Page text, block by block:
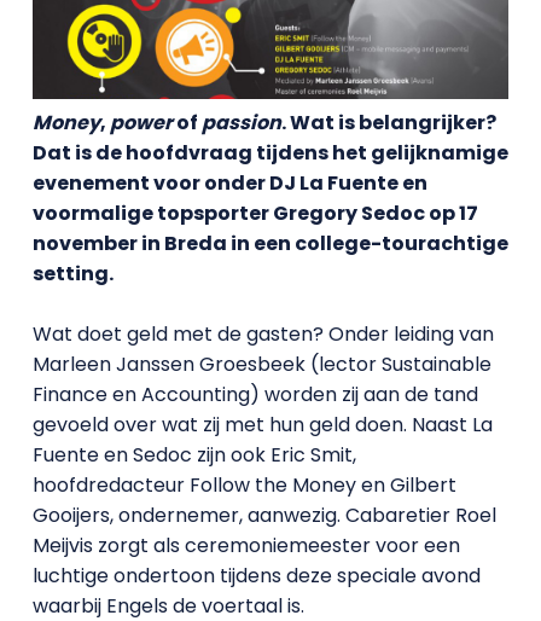
Money,powerofpassion. Wat is belangrijker?
Dat is de hoofdvraag tijdens het gelijknamige
evenement voor onder DJ La Fuente en
voormalige topsporter Gregory Sedoc op 17
november in Breda in een college-tourachtige
setting.
Wat doet geld met de gasten? Onder leiding van
Marleen Janssen Groesbeek (lector Sustainable
Finance en Accounting) worden zij aan de tand
gevoeld over wat zij met hun geld doen. Naast La
Fuente en Sedoc zijn ook Eric Smit,
hoofdredacteur Follow the Money en Gilbert
Gooijers, ondernemer, aanwezig. Cabaretier Roel
Meijvis zorgt als ceremoniemeester voor een
luchtige ondertoon tijdens deze speciale avond
waarbij Engels de voertaal is.